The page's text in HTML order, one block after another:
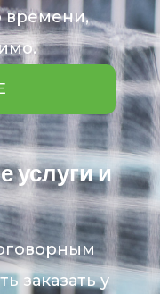
времени,
услуги и
заказать у